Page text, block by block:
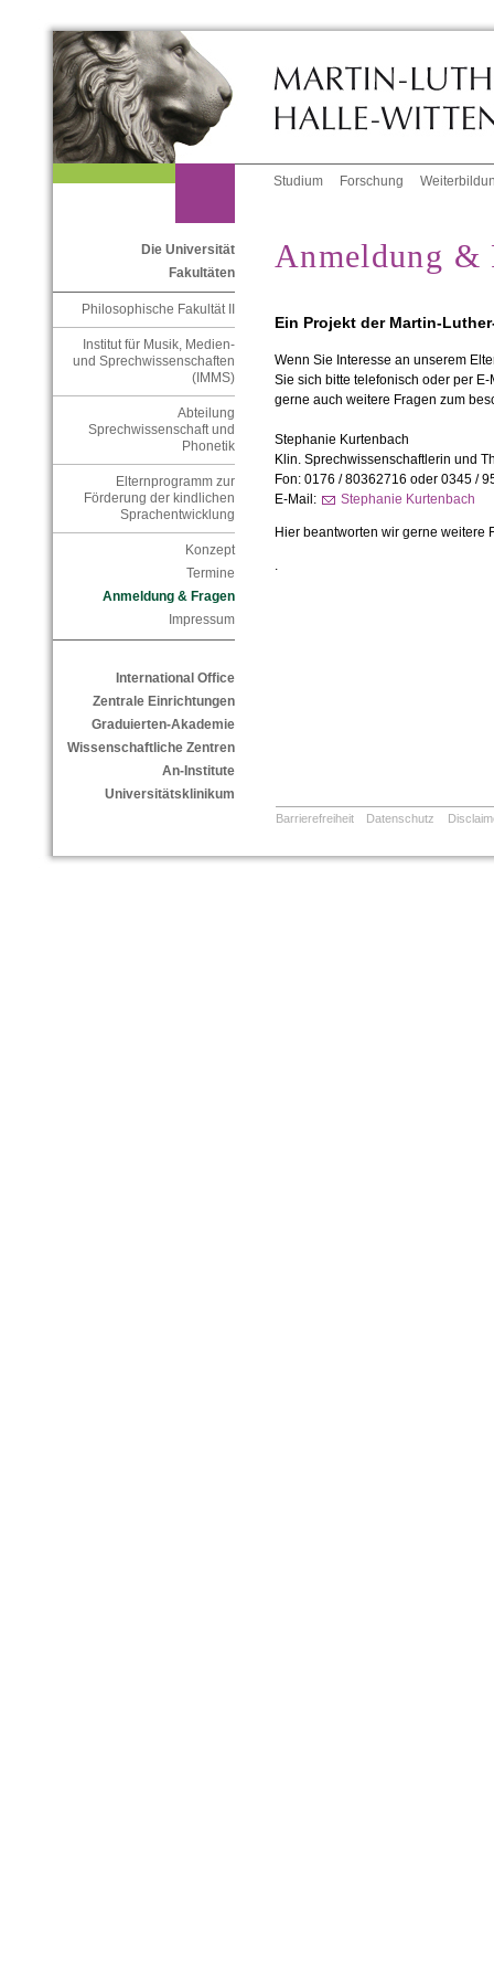
Studium Forschung
Die Universität
Fakultäten
Philosophische Fakultät II
Institut für Musik, Medien-
und Sprechwissenschaften
(IMMS)
Abteilung
Sprechwissenschaft und
Phonetik
Elternprogramm zur
Förderung der kindlichen
Sprachentwicklung
Konzept
Termine
Anmeldung & Fragen
Impressum
International Office
Zentrale Einrichtungen
Graduierten-Akademie
Wissenschaftliche Zentren
An-Institute
Universitätsklinikum
Anmeldung &
Ein Projekt der Martin-
Wenn Sie Interesse an unserem
Sie sich bitte telefonisch oder per
gerne auch weitere Fragen zum
Stephanie Kurtenbach
Klin. Sprechwissenschaftlerin und
Fon:0176 / 80362716 oder 0345 /
E-Mail:
Stephanie Kurtenbach
Hier beantworten wir gerne weitere
.
Barrierefreiheit Datenschutz